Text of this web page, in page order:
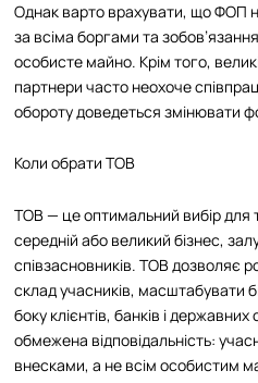
Однак варто врахувати, що ФОП
за всіма боргами та
особисте майно. Крім того,
партнери часто неохоче
обороту доведеться змінювати
Коли обрати ТОВ
ТОВ — це оптимальний вибір для
середній або великий бізнес,
співзасновників. ТОВ дозволяє
склад учасників, масштабувати
боку клієнтів, банків і
обмежена відповідальність:
внесками, а не всім особистим